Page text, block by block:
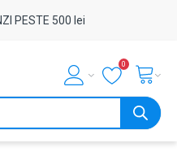
PESTE 500 lei
0